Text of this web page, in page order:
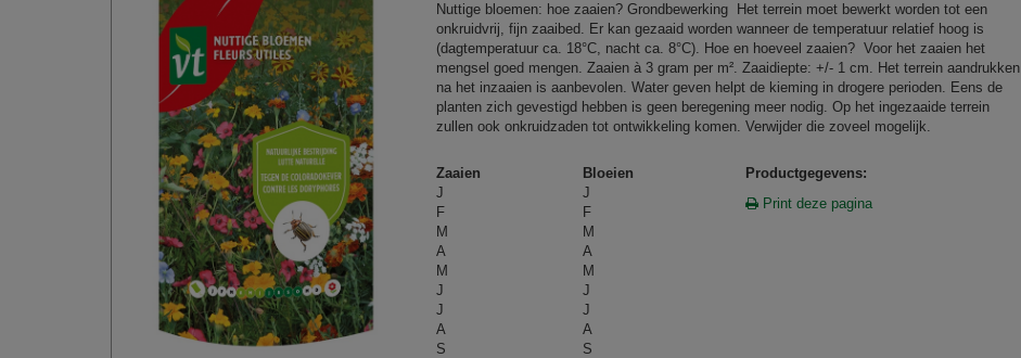
Nuttige bloemen: hoe zaaien? Grondbewerking Het terrein moet bewerkt worden tot een
onkruidvrij, fijn zaaibed. Er kan gezaaid worden wanneer de temperatuur relatief hoog is
(dagtemperatuur ca. 18°C, nacht ca. 8°C). Hoe en hoeveel zaaien? Voor het zaaien het
mengsel goed mengen. Zaaien à 3 gram per m². Zaaidiepte: +/- 1 cm. Het terrein aandrukken
na het inzaaien is aanbevolen. Water geven helpt de kieming in drogere perioden. Eens de
planten zich gevestigd hebben is geen beregening meer nodig. Op het ingezaaide terrein
zullen ook onkruidzaden tot ontwikkeling komen. Verwijder die zoveel mogelijk.
Zaaien
Bloeien
J
J
F
F
M
M
A
A
M
M
J
J
J
J
A
A
S
S
Productgegevens:
Print deze pagina